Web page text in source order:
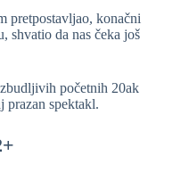
pretpostavljao, konačni
shvatio da nas čeka još
početnih 20ak
prazan spektakl.